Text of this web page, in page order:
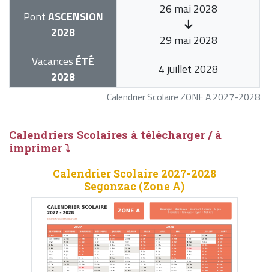
Calendrier Scolaire ZONE A 2027-2028
PontASCENSION
2028
26 mai 2028
29 mai 2028
Vacances ÉTÉ
2028
4 juillet 2028
Calendriers Scolaires à télécharger / à
imprimer ⤵
Calendrier Scolaire 2027-2028
Segonzac (Zone A)